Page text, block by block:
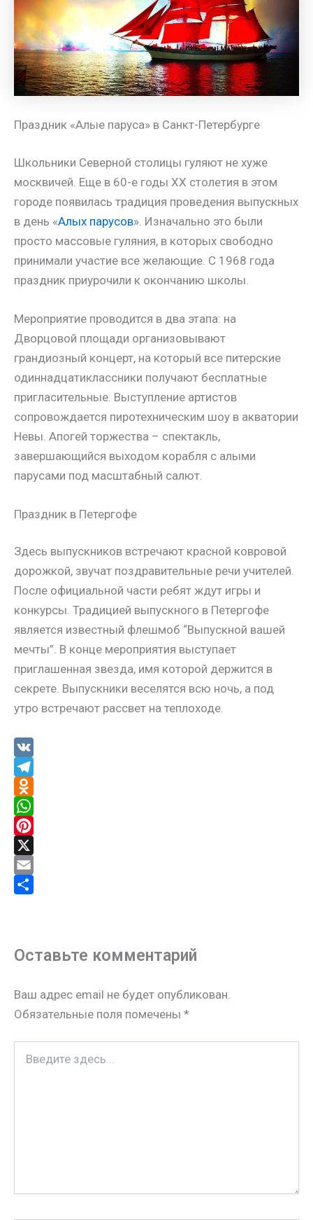
Праздник «Алые паруса» в Санкт-Петербурге
Школьники Северной столицы гуляют не хуже
москвичей. Еще в 60-е годы XX столетия в этом
городе появилась традиция проведения выпускных
в день «Алых парусов». Изначально это были
просто массовые гуляния, в которых свободно
принимали участие все желающие. С 1968 года
праздник приурочили к окончанию школы.
Мероприятие проводится в два этапа: на
Дворцовой площади организовывают
грандиозный концерт, на который все питерские
одиннадцатиклассники получают бесплатные
пригласительные. Выступление артистов
сопровождается пиротехническим шоу в акватории
Невы. Апогей торжества – спектакль,
завершающийся выходом корабля с алыми
парусами под масштабный салют.
Праздник в Петергофе
Здесь выпускников встречают красной ковровой
дорожкой, звучат поздравительные речи учителей.
После официальной части ребят ждут игры и
конкурсы. Традицией выпускного в Петергофе
является известный флешмоб “Выпускной вашей
мечты”. В конце мероприятия выступает
приглашенная звезда, имя которой держится в
секрете. Выпускники веселятся всю ночь, а под
утро встречают рассвет на теплоходе.
V
KT
e
l
e
g
r
O
d
n
o
k
s
i
k
i
W
h
a
t
p
P
n
e
t
X
E
lр
в
и
т
Оставьте комментарий
Ваш адрес email не будет опубликован.
Обязательные поля помечены *
здесь...